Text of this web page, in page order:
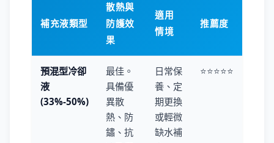
補充液類型
散熱與
防護效
果
適用
情境
推薦度
預混型冷卻
液
(33%-50%)
最佳。
具備優
異散
熱、防
鏽、抗
日常保
養、定
期更換
或輕微
缺水補
⭐⭐⭐⭐⭐